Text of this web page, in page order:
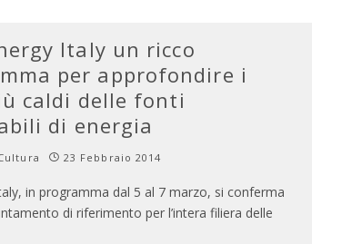
Italy un ricco
per approfondire i
caldi delle fonti
di energia
23 Febbraio 2014
in programma dal 5 al 7 marzo, si conferma
di riferimento per l’intera filiera delle